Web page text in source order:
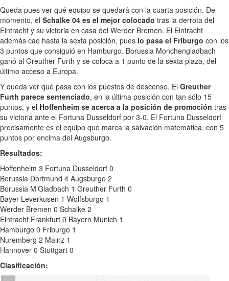
Queda pues ver qué equipo se quedará con la cuarta posición. De
momento, el Schalke 04 es el mejor colocado tras la derrota del
Eintracht y su victoria en casa del Werder Bremen. El Eintracht
además cae hasta la sexta posición, pues lo pasa el Friburgo con los
3 puntos que consiguió en Hamburgo. Borussia Monchengladbach
ganó al Greuther Furth y se coloca a 1 punto de la sexta plaza, del
último acceso a Europa.
Y queda ver qué pasa con los puestos de descenso. El Greuther
Furth parece sentenciado, en la última posición con tan sólo 15
puntos, y el Hoffenheim se acerca a la posición de promoción tras
su victoria ante el Fortuna Dusseldorf por 3-0. El Fortuna Dusseldorf
precisamente es el equipo que marca la salvación matemática, con 5
puntos por encima del Augsburgo.
Resultados:
Hoffenheim 3 Fortuna Dusseldorf 0
Borussia Dortmund 4 Augsburgo 2
Borussia M’Gladbach 1 Greuther Furth 0
Bayer Leverkusen 1 Wolfsburgo 1
Werder Bremen 0 Schalke 2
Eintracht Frankfurt 0 Bayern Munich 1
Hamburgo 0 Friburgo 1
Nuremberg 2 Mainz 1
Hannover 0 Stuttgart 0
Clasificación: